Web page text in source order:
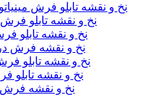
نخ و نقشه تابلو فرش
نخ و نقشه تابلو
نخ و نقشه تابلو
نخ و نقشه فرش
نخ و نقشه تابلو
نخ و نقشه تابلو
نخ و نقشه فرش